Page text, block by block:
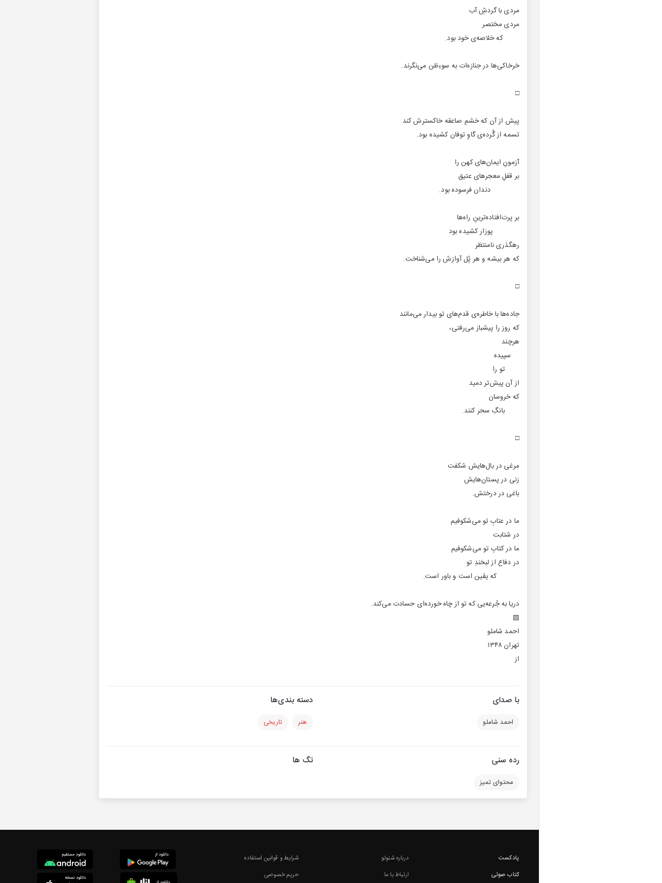
مردی با گردشِ آب
مردی مختصر
که خلاصه‌ی خود بود.
خرخاکی‌ها در جنازه‌ات به سوءِظن می‌نگرند.
□
پیش از آن که خشمِ صاعقه خاکسترش کند
تسمه از گُرده‌ی گاوِ توفان کشیده بود.
آزمونِ ایمان‌های کهن را
بر قفلِ معجرهای عتیق
دندان فرسوده بود.
بر پرت‌افتاده‌ترینِ راه‌ها
پوزار کشیده بود
رهگذری نامنتظر
که هر بیشه و هر پُل آوازش را می‌شناخت.
□
جاده‌ها با خاطره‌ی قدم‌های تو بیدار می‌مانند
که روز را پیشباز می‌رفتی،
هرچند
سپیده
تو را
از آن پیش‌تر دمید
که خروسان
بانگِ سحر کنند.
□
مرغی در بال‌هایش شکفت
زنی در پستان‌هایش
باغی در درختش.
ما در عتابِ تو می‌شکوفیم
در شتابت
ما در کتابِ تو می‌شکوفیم
در دفاع از لبخندِ تو
که یقین است و باور است.
دریا به جُرعه‌یی که تو از چاه خورده‌ای حسادت می‌کند.
▨
احمد شاملو
تهران ۱۳۴۸
از
با صدای
احمد شاملو
دسته بندی‌ها
هنر تاریخی
رده سنی
محتوای تمیز
تگ ها
پادکست
کتاب صوتی
درباره شنوتو
ارتباط با ما
شرایط و قوانین استفاده
حریم خصوصی